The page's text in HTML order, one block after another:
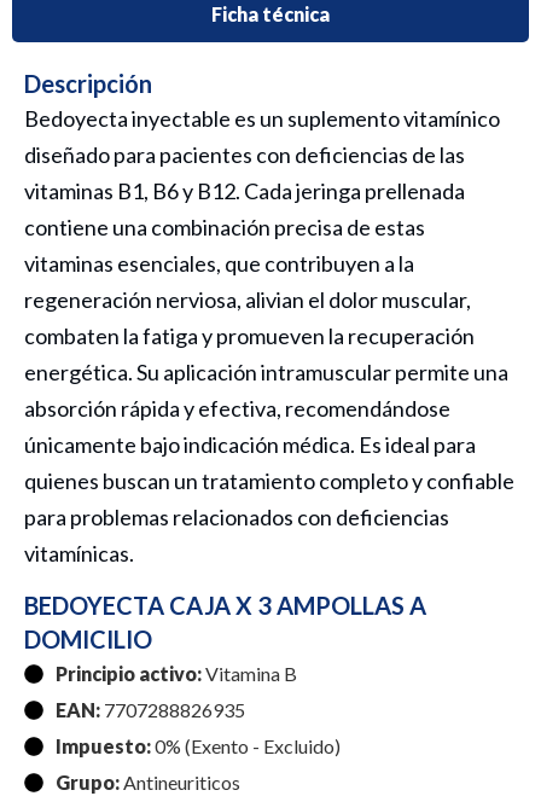
Ficha técnica
Descripción
Bedoyecta inyectable es un suplemento vitamínico
diseñado para pacientes con deficiencias de las
vitaminas B1, B6 y B12. Cada jeringa prellenada
contiene una combinación precisa de estas
vitaminas esenciales, que contribuyen a la
regeneración nerviosa, alivian el dolor muscular,
combaten la fatiga y promueven la recuperación
energética. Su aplicación intramuscular permite una
absorción rápida y efectiva, recomendándose
únicamente bajo indicación médica. Es ideal para
quienes buscan un tratamiento completo y confiable
para problemas relacionados con deficiencias
vitamínicas.
BEDOYECTA CAJA X 3 AMPOLLAS A
DOMICILIO
Principio activo:Vitamina B
EAN: 7707288826935
Impuesto:0% (Exento - Excluido)
Grupo:Antineuriticos